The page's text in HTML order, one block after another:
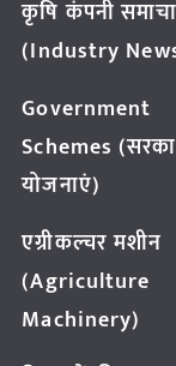
कृषि कंपनी
(Industry
Government
Schemes
योजनाएं)
एग्रीकल्चर मशीन
(Agriculture
Machinery)